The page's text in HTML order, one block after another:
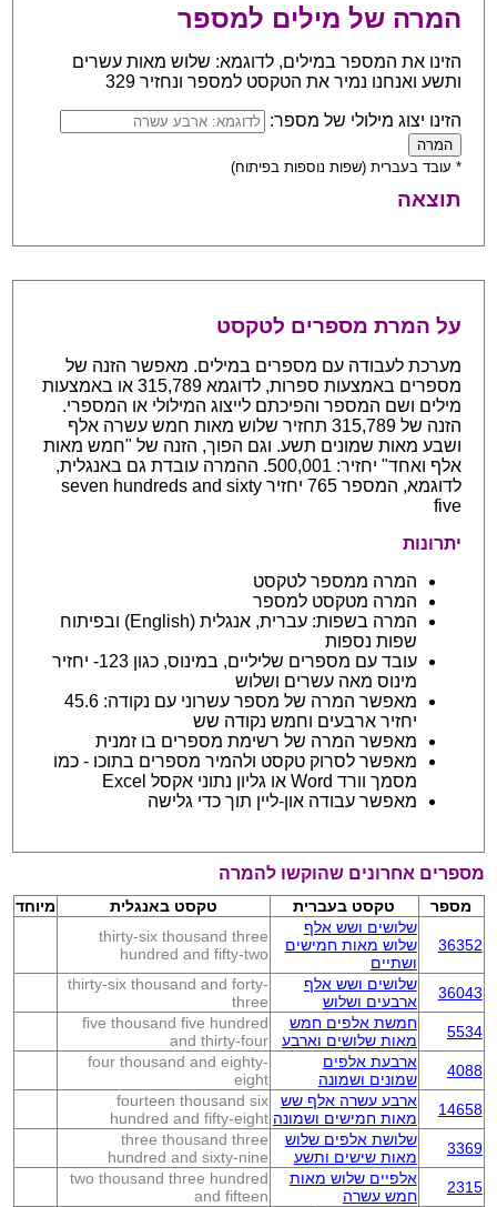
המרה של מילים למספר
הזינו את המספר במילים, לדוגמא: שלוש מאות עשרים
ותשע ואנחנו נמיר את הטקסט למספר ונחזיר 329
הזינו יצוג מילולי של מספר:
* עובד בעברית (שפות נוספות בפיתוח)
תוצאה
על המרת מספרים לטקסט
מערכת לעבודה עם מספרים במילים. מאפשר הזנה של
מספרים באמצעות ספרות, לדוגמא 315,789 או באמצעות
מילים ושם המספר והפיכתם לייצוג המילולי או המספרי.
הזנה של 315,789 תחזיר שלוש מאות חמש עשרה אלף
ושבע מאות שמונים תשע. וגם הפוך, הזנה של "חמש מאות
אלף ואחד" יחזיר: 500,001. ההמרה עובדת גם באנגלית,
לדוגמא, המספר 765 יחזיר seven hundreds and sixty
five
יתרונות
המרה ממספר לטקסט
המרה מטקסט למספר
המרה בשפות: עברית, אנגלית (English) ובפיתוח
שפות נספות
עובד עם מספרים שליליים, במינוס, כגון 123- יחזיר
מינוס מאה עשרים ושלוש
מאפשר המרה של מספר עשרוני עם נקודה: 45.6
יחזיר ארבעים וחמש נקודה שש
מאפשר המרה של רשימת מספרים בו זמנית
מאפשר לסרוק טקסט ולהמיר מספרים בתוכו - כמו
מסמך וורד Word או גליון נתוני אקסל Excel
מאפשר עבודה און-ליין תוך כדי גלישה
מספרים אחרונים שהוקשו להמרה
מספר טקסט בעברית טקסט באנגלית מיוחד
36352
שלושים ושש אלף
שלוש מאות חמישים
ושתיים
thirty-six thousand three
hundred and fifty-two
36043
שלושים ושש אלף
ארבעים ושלוש
thirty-six thousand and forty-
three
5534
חמשת אלפים חמש
מאות שלושים וארבע
five thousand five hundred
and thirty-four
4088
ארבעת אלפים
שמונים ושמונה
four thousand and eighty-
eight
14658
ארבע עשרה אלף שש
מאות חמישים ושמונה
fourteen thousand six
hundred and fifty-eight
3369
שלושת אלפים שלוש
מאות שישים ותשע
three thousand three
hundred and sixty-nine
2315
אלפיים שלוש מאות
חמש עשרה
two thousand three hundred
and fifteen